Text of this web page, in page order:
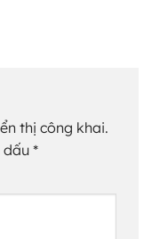
thị công khai.
dấu *